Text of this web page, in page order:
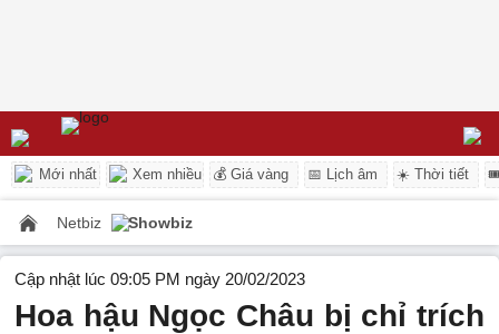
Mới nhất Xem nhiều 💰 Giá vàng 📅 Lịch âm ☀️ Thời tiết
Netbiz Showbiz
Cập nhật lúc 09:05 PM ngày 20/02/2023
Hoa hậu Ngọc Châu bị chỉ trích